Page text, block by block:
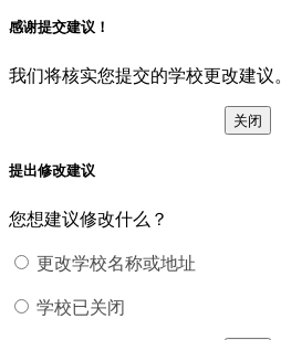
感谢提交建议！
我们将核实您提交的学校更改建议。
关闭
提出修改建议
您想建议修改什么？
更改学校名称或地址
学校已关闭